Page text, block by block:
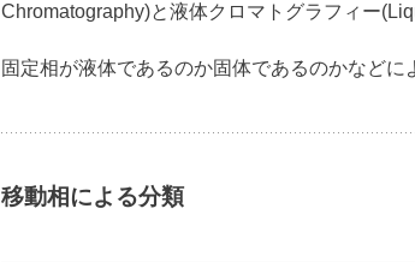
Chromatography)と液体クロマトグラフィー
固定相が液体であるのか固体であるのかなどに
移動相による分類